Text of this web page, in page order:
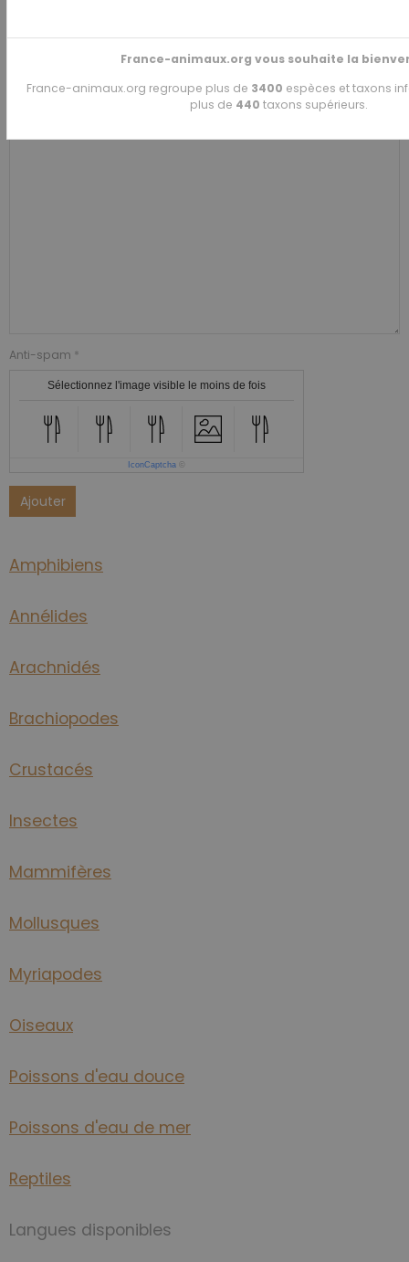
Anti-spam
Sélectionnez l'image visible le moins de fois
IconCaptcha ©
Ajouter
Amphibiens
Annélides
Arachnidés
Brachiopodes
Crustacés
Insectes
Mammifères
Mollusques
Myriapodes
Oiseaux
Poissons d'eau douce
Poissons d'eau de mer
Reptiles
Langues disponibles
France-animaux.org vous souhaite la
France-animaux.org regroupe plus de 3400 espèces et taxons
plus de 440 taxons supérieurs.